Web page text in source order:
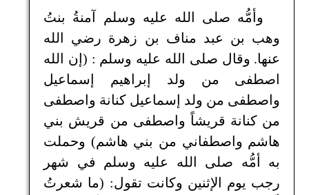
وأمُّه صلى الله عليه وسلم آمنةُ بنتُ
وهب بن عبد مناف بن زهرة رضي الله
عنها. وقال صلى الله عليه وسلم : (إن الله
اصطفى من ولد إبراهيم إسماعيل
واصطفى من ولد إسماعيل كنانة واصطفى
من كنانة قريشاً واصطفى من قريش بني
هاشم واصطفاني من بني هاشم) وحملت
به أمُّه صلى الله عليه وسلم في شهر
رجب يوم الإثنين وكانت تقول: (ما شعرتُ